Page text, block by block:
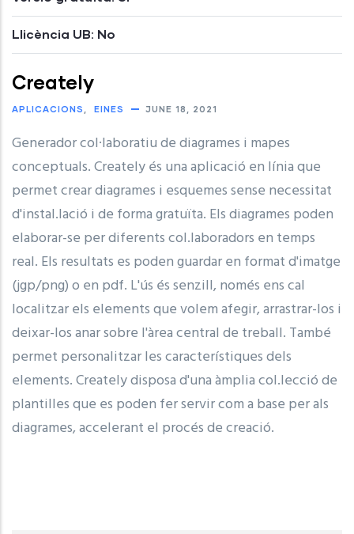
Llicència UB: No
Creately
APLICACIONS EINES JUNE 18, 2021
Generador col·laboratiu de diagrames i mapes
conceptuals. Creately és una aplicació en línia que
permet crear diagrames i esquemes sense necessitat
d'instal.lació i de forma gratuïta. Els diagrames poden
elaborar-se per diferents col.laboradors en temps
real. Els resultats es poden guardar en format d'imatge
(jgp/png) o en pdf. L'ús és senzill, només ens cal
localitzar els elements que volem afegir, arrastrar-los i
deixar-los anar sobre l'àrea central de treball. També
permet personalitzar les característiques dels
elements. Creately disposa d'una àmplia col.lecció de
plantilles que es poden fer servir com a base per als
diagrames, accelerant el procés de creació.